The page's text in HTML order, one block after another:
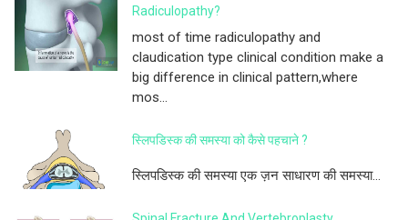
Radiculopathy?
most of time radiculopathy and
claudication type clinical condition make a
big difference in clinical pattern,where
mos...
स्लिपडिस्क की समस्या को कैसे पहचाने ?
स्लिपडिस्क की समस्या एक ज़न साधारण की समस्या...